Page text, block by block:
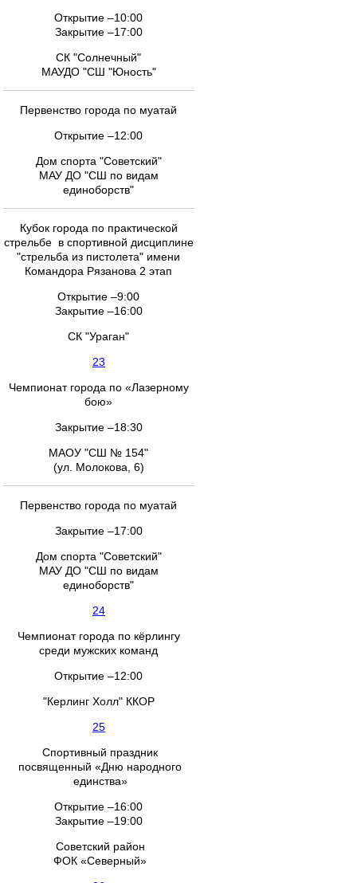
Открытие –10:00
Закрытие –17:00
СК "Солнечный"
МАУДО "СШ "Юность"
Первенство города по муатай
Открытие –12:00
Дом спорта "Советский"
МАУ ДО "СШ по видам
единоборств"
Кубок города по практической
стрельбе в спортивной дисциплине
"стрельба из пистолета" имени
Командора Рязанова 2 этап
Открытие –9:00
Закрытие –16:00
СК "Ураган"
23
Чемпионат города по «Лазерному
бою»
Закрытие –18:30
МАОУ "СШ № 154"
(ул. Молокова, 6)
Первенство города по муатай
Закрытие –17:00
Дом спорта "Советский"
МАУ ДО "СШ по видам
единоборств"
24
Чемпионат города по кёрлингу
среди мужских команд
Открытие –12:00
"Керлинг Холл" ККОР
25
Спортивный праздник
посвященный «Дню народного
единства»
Открытие –16:00
Закрытие –19:00
Советский район
ФОК «Северный»